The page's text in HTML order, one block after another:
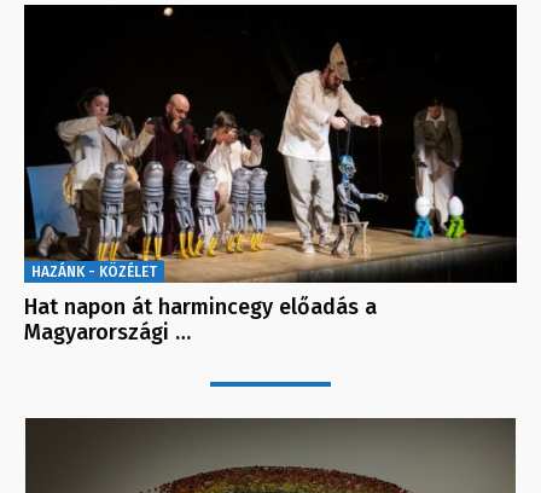
HAZÁNK - KÖZÉLET
Hat napon át harmincegy előadás a
Magyarországi …